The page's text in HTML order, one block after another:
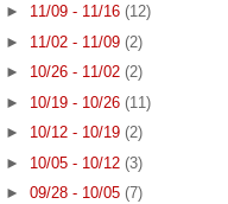
► 11/09 - 11/16 (12)
► 11/02 - 11/09 (2)
► 10/26 - 11/02 (2)
► 10/19 - 10/26 (11)
► 10/12 - 10/19 (2)
► 10/05 - 10/12 (3)
► 09/28 - 10/05 (7)